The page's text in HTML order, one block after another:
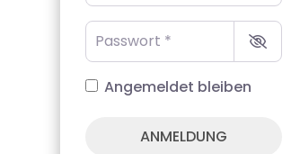
Passwort
Angemeldet bleiben
ANMELDUNG